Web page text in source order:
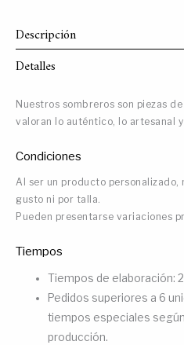
Descripción
Detalles
Nuestros sombreros son piezas
valoran lo auténtico, lo artesanal
Condiciones
Al ser un producto personalizado,
gusto ni por talla.
Pueden presentarse variaciones
Tiempos
Tiempos de elaboración:
Pedidos superiores a 6
tiempos especiales
producción.